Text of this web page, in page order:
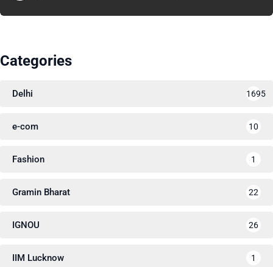
Categories
Delhi 1695
e-com 10
Fashion 1
Gramin Bharat 22
IGNOU 26
IIM Lucknow 1